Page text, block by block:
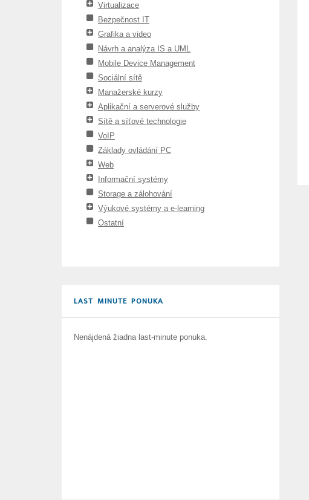
Virtualizace
Bezpečnost IT
Grafika a video
Návrh a analýza IS a UML
Mobile Device Management
Sociální sítě
Manažerské kurzy
Aplikační a serverové služby
Sítě a síťové technologie
VoIP
Základy ovládání PC
Web
Informační systémy
Storage a zálohování
Výukové systémy a e-learning
Ostatní
LAST MINUTE PONUKA
Nenájdená žiadna last-minute ponuka.